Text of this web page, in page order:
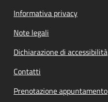
Informativa privacy
Note legali
Dichiarazione di accessibilità
Contatti
Prenotazione appuntamento